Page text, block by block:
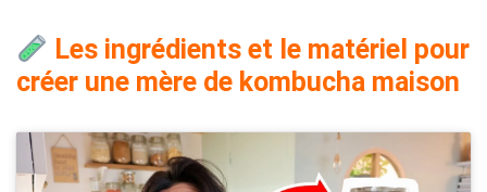
Les ingrédients et le matériel pour
créer une mère de kombucha maison